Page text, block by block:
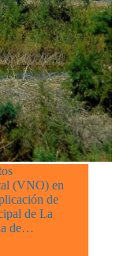
(VNO) en
de
de La
de…